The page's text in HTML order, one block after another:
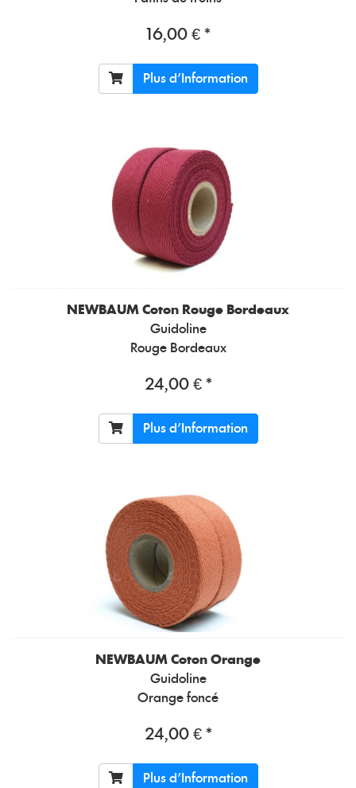
16,00 € *
Plus d'Information
NEWBAUM Coton Rouge Bordeaux
Guidoline
Rouge Bordeaux
24,00 € *
Plus d'Information
NEWBAUM Coton Orange
Guidoline
Orange foncé
24,00 € *
Plus d'Information